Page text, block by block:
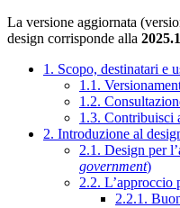
La versione aggiornata
design corrisponde alla 2025.1
1. Scopo, destinatari e
1.1.
1.2.
1.3. Contribuisci
2. Introduzione al
2.1. Design per
government)
2.2. L’approccio
2.2.1.